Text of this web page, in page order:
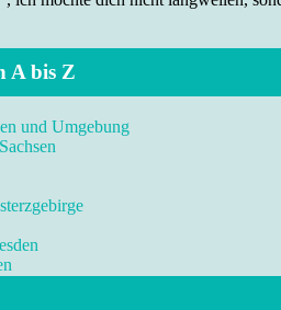
A bis Z
und Umgebung